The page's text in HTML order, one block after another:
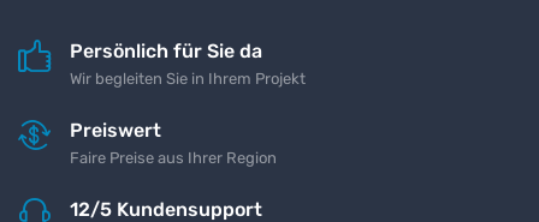
Persönlich für Sie da
Wir begleiten Sie in Ihrem Projekt
Preiswert
Faire Preise aus Ihrer Region
12/5 Kundensupport